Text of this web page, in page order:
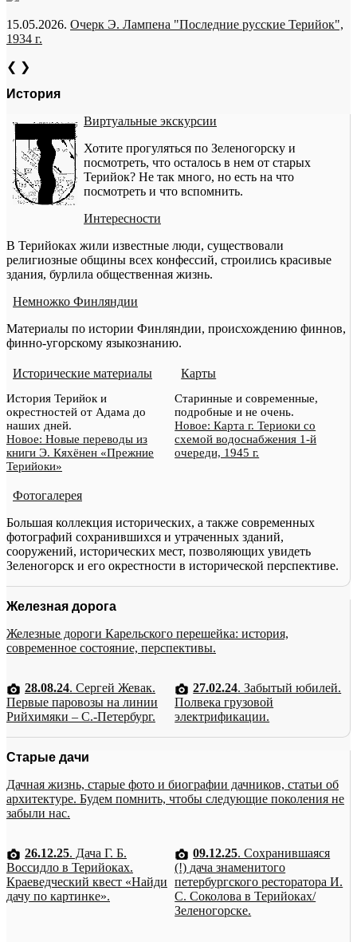
15.05.2026. Очерк Э. Лампена "Последние русские Терийок",
1934 г.
❮ ❯
История
Виртуальные экскурсии
Хотите прогуляться по Зеленогорску и
посмотреть, что осталось в нем от старых
Терийок? Не так много, но есть на что
посмотреть и что вспомнить.
Интересности
В Терийоках жили известные люди, существовали
религиозные общины всех конфессий, строились красивые
здания, бурлила общественная жизнь.
Немножко Финляндии
Материалы по истории Финляндии, происхождению финнов,
финно-угорскому языкознанию.
Исторические материалы
История Терийок и
окрестностей от Адама до
наших дней.
Новое: Новые переводы из
книги Э. Кяхёнен «Прежние
Терийоки»
Карты
Старинные и современные,
подробные и не очень.
Новое: Карта г. Териоки со
схемой водоснабжения 1-й
очереди, 1945 г.
Фотогалерея
Большая коллекция исторических, а также современных
фотографий сохранившихся и утраченных зданий,
сооружений, исторических мест, позволяющих увидеть
Зеленогорск и его окрестности в исторической перспективе.
Железная дорога
Железные дороги Карельского перешейка: история,
современное состояние, перспективы.
28.08.24. Сергей Жевак.
Первые паровозы на линии
Рийхимяки – С.-Петербург.
27.02.24. Забытый юбилей.
Полвека грузовой
электрификации.
Старые дачи
Дачная жизнь, старые фото и биографии дачников, статьи об
архитектуре. Будем помнить, чтобы следующие поколения не
забыли нас.
26.12.25. Дача Г. Б.
Воссидло в Терийоках.
Краеведческий квест «Найди
дачу по картинке».
09.12.25. Сохранившаяся
(!) дача знаменитого
петербургского ресторатора И.
С. Соколова в Терийоках/
Зеленогорске.